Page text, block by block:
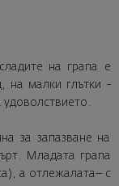
на грапа е
на малки глътки -
удоволствието.
за запазване на
Младата грапа
а отлежалата– с